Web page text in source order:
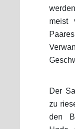
meist
Der
zu
den